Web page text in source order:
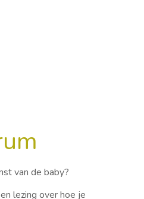
van de baby?
lezing over hoe je